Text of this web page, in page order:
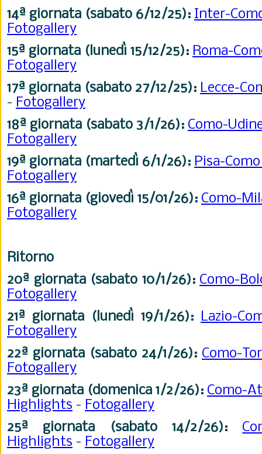
14ª giornata (sabato 6/12/25): Inter-
Fotogallery
15ª giornata (lunedì 15/12/25): Roma-
Fotogallery
17ª giornata (sabato 27/12/25): Lecce-
- Fotogallery
18ª giornata (sabato 3/1/26): Como-
Fotogallery
19ª giornata (martedì 6/1/26): Pisa-
Fotogallery
16ª giornata (giovedì 15/01/26): Como-
Fotogallery
Ritorno
20ª giornata (sabato 10/1/26): Como-
Fotogallery
21ª giornata (lunedì 19/1/26): Lazio-
Fotogallery
22ª giornata (sabato 24/1/26): Como-
Fotogallery
23ª giornata (domenica 1/2/26): Como-
Highlights - Fotogallery
25ª giornata (sabato 14/2/26):
Highlights - Fotogallery